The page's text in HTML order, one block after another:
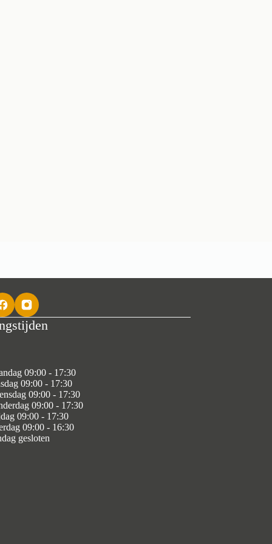
09:00 - 17:30
09:00 - 17:30
09:00 - 17:30
09:00 - 17:30
09:00 - 17:30
09:00 - 16:30
gesloten